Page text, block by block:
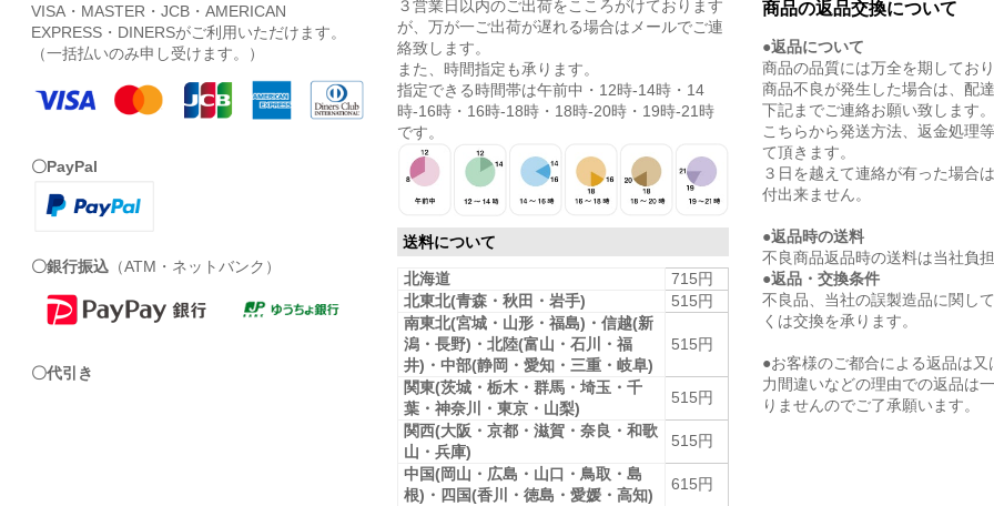
VISA・MASTER・JCB・AMERICAN
EXPRESS・DINERSがご利用いただけます。
（一括払いのみ申し受けます。）
〇PayPal
〇銀行振込 （ATM・ネットバンク）
〇代引き
３営業日以内のご出荷をこころがけております
が、万が一ご出荷が遅れる場合はメールでご連
絡致します。
また、時間指定も承ります。
指定できる時間帯は午前中・12時-14時・14
時-16時・16時-18時・18時-20時・19時-21時
です。
送料について
北海道
715円
北東北(青森・秋田・岩手)
515円
南東北(宮城・山形・福島)・信越(新
潟・長野)・北陸(富山・石川・福
井)・中部(静岡・愛知・三重・岐阜)
515円
関東(茨城・栃木・群馬・埼玉・千
葉・神奈川・東京・山梨)
515円
関西(大阪・京都・滋賀・奈良・和歌
山・兵庫)
515円
中国(岡山・広島・山口・鳥取・島
根)・四国(香川・徳島・愛媛・高知)
615円
商品の返品交換について
●返品について
商品の品質には万全を期してお
商品不良が発生した場合は、配
下記までご連絡お願い致します。
こちらから発送方法、返金処理
て頂きます。
３日を越えて連絡が有った場合
付出来ません。
●返品時の送料
不良商品返品時の送料は当社負
●返品・交換条件
不良品、当社の誤製造品に関し
くは交換を承ります。
●お客様のご都合による返品は又
力間違いなどの理由での返品は
りませんのでご了承願います。